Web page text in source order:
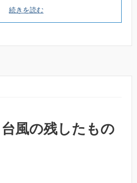
続きを読む
風の残したもの